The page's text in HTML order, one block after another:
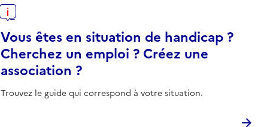
Vous êtes en situation de handicap ?
Cherchez un emploi ? Créez une
association ?
Trouvez le guide qui correspond à votre situation.